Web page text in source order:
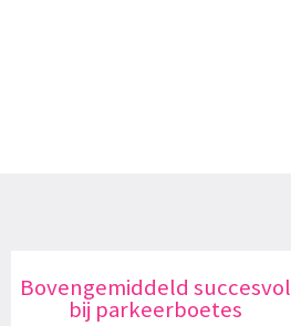
Bovengemiddeld succesvol
bij parkeerboetes